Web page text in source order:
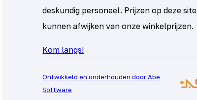
deskundig personeel. Prijzen op deze site
kunnen afwijken van onze winkelprijzen.
Kom langs!
Ontwikkeld en onderhouden door Abe
Software